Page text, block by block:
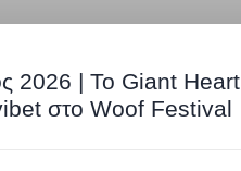
2026 | Το Giant Heart
στο Woof Festival